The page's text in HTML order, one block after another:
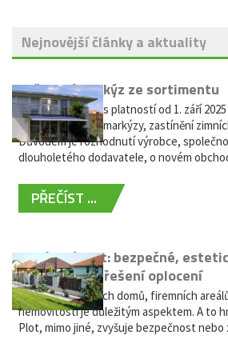
Nejnovější články a aktuality
Vyřazení markýz ze sortimentu
Vážení zákazníci, s platností od 1. září
nabídky výsuvné markýzy, zastínění
Důvodem je rozhodnutí výrobce,
dlouholetého dodavatele, o novém
PŘEČÍST ...
Hliníkový plot: bezpečné,
bezúdržbové řešení oplocení
Oplocení rodinných domů, firemních
nemovitostí je důležitým aspektem. A to
Plot, mimo jiné, zvyšuje bezpečnost nebo